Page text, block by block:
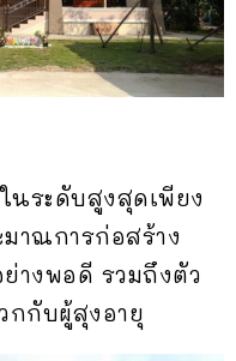
ระดับสูงสุดเพียง
าณการก่อสร้าง
างพอดี รวมถึงตัว
กกับผู้สุงอายุ